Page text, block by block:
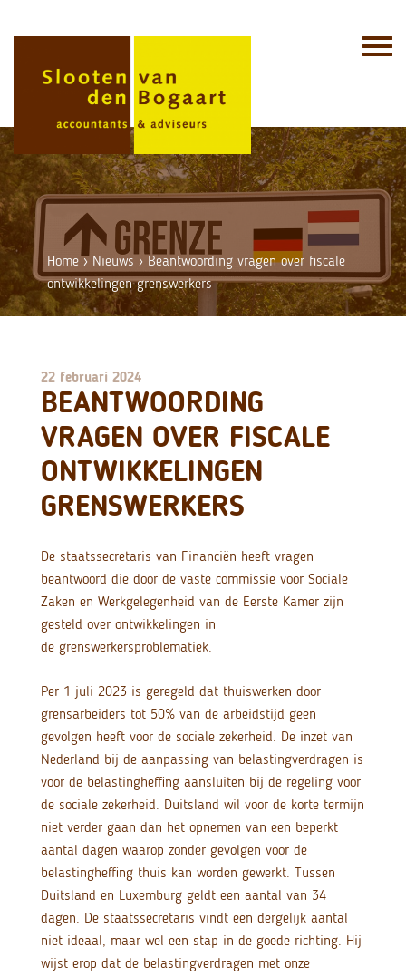
Home› Nieuws›Beantwoording vragen over fiscale
ontwikkelingen grenswerkers
22 februari 2024
BEANTWOORDING
VRAGEN OVER FISCALE
ONTWIKKELINGEN
GRENSWERKERS
De staatssecretaris van Financiën heeft vragen
beantwoord die door de vaste commissie voor Sociale
Zaken en Werkgelegenheid van de Eerste Kamer zijn
gesteld over ontwikkelingen in
de grenswerkersproblematiek.
Per 1 juli 2023 is geregeld dat thuiswerken door
grensarbeiders tot 50% van de arbeidstijd geen
gevolgen heeft voor de sociale zekerheid. De inzet van
Nederland bij de aanpassing van belastingverdragen is
voor de belastingheffing aansluiten bij de regeling voor
de sociale zekerheid. Duitsland wil voor de korte termijn
niet verder gaan dan het opnemen van een beperkt
aantal dagen waarop zonder gevolgen voor de
belastingheffing thuis kan worden gewerkt. Tussen
Duitsland en Luxemburg geldt een aantal van 34
dagen. De staatssecretaris vindt een dergelijk aantal
niet ideaal, maar wel een stap in de goede richting. Hij
wijst erop dat de belastingverdragen met onze